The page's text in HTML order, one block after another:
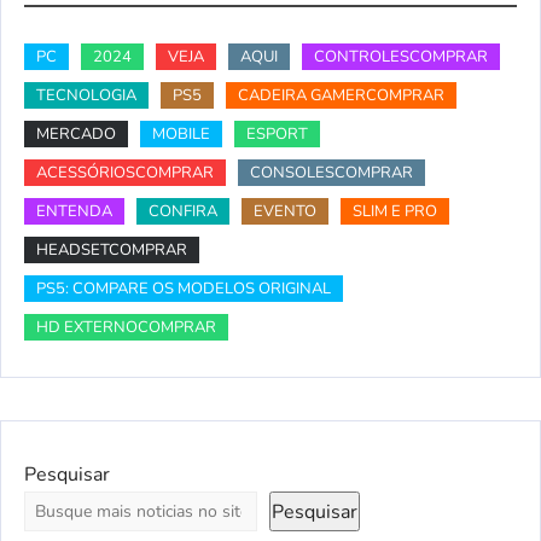
PC 2024 VEJA AQUI
CONTROLESCOMPRAR
TECNOLOGIA
PS5
CADEIRA GAMERCOMPRAR
MERCADO
MOBILE
ESPORT
ACESSÓRIOSCOMPRAR
CONSOLESCOMPRAR
ENTENDA
CONFIRA EVENTO
SLIM E PRO
HEADSETCOMPRAR
PS5: COMPARE OS MODELOS ORIGINAL
HD EXTERNOCOMPRAR
Pesquisar
Pesquisar